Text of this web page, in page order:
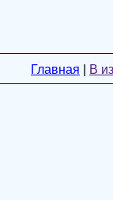
Главная В